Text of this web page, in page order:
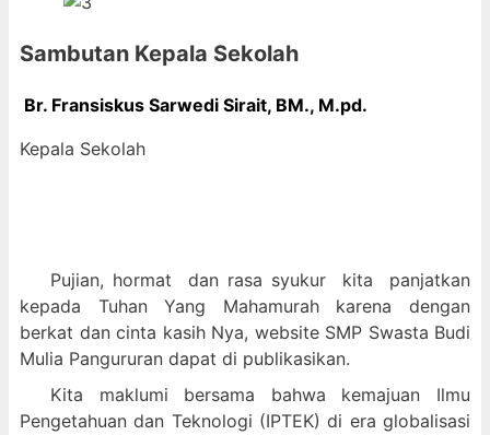
Sambutan Kepala Sekolah
Br. Fransiskus Sarwedi Sirait, BM., M.pd.
Kepala Sekolah
Pujian, hormat dan rasa syukur kita panjatkan
kepada Tuhan Yang Mahamurah karena dengan
berkat dan cinta kasih Nya, website SMP Swasta Budi
Mulia Pangururan dapat di publikasikan.
Kita maklumi bersama bahwa kemajuan Ilmu
Pengetahuan dan Teknologi (IPTEK) di era globalisasi